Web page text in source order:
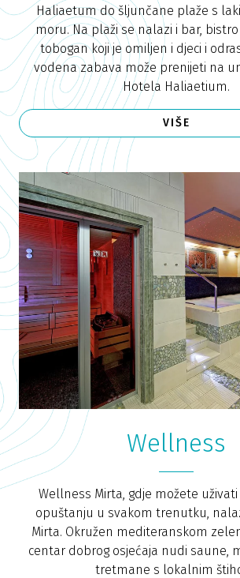
Haliaetum do šljunčane plaže s
moru. Na plaži se nalazi i bar,
tobogan koji je omiljen i djeci i
vodena zabava može prenijeti na
Hotela Haliaetium.
VIŠE
Wellness
Wellness Mirta, gdje možete
opuštanju u svakom trenutku,
Mirta. Okružen mediteranskom
centar dobrog osjećaja nudi saune,
tretmane s lokalnim